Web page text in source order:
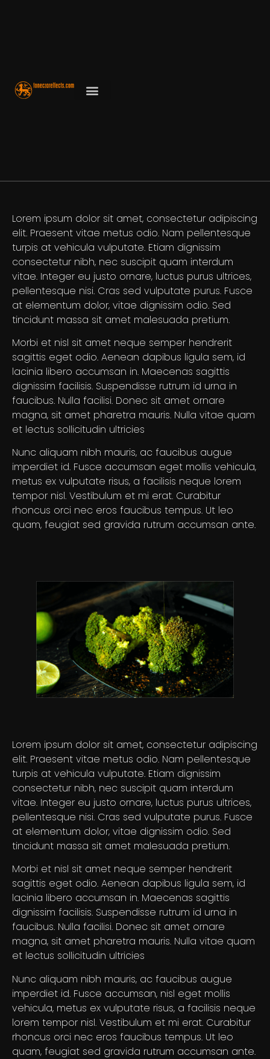
Lorem ipsum dolor sit amet, consectetur adipiscing
elit. Praesent vitae metus odio. Nam pellentesque
turpis at vehicula vulputate. Etiam dignissim
consectetur nibh, nec suscipit quam interdum
vitae. Integer eu justo ornare, luctus purus ultrices,
pellentesque nisi. Cras sed vulputate purus. Fusce
at elementum dolor, vitae dignissim odio. Sed
tincidunt massa sit amet malesuada pretium.
Morbi et nisl sit amet neque semper hendrerit
sagittis eget odio. Aenean dapibus ligula sem, id
lacinia libero accumsan in. Maecenas sagittis
dignissim facilisis. Suspendisse rutrum id urna in
faucibus. Nulla facilisi. Donec sit amet ornare
magna, sit amet pharetra mauris. Nulla vitae quam
et lectus sollicitudin ultricies
Nunc aliquam nibh mauris, ac faucibus augue
imperdiet id. Fusce accumsan eget mollis vehicula,
metus ex vulputate risus, a facilisis neque lorem
tempor nisl. Vestibulum et mi erat. Curabitur
rhoncus orci nec eros faucibus tempus. Ut leo
quam, feugiat sed gravida rutrum accumsan ante.
Lorem ipsum dolor sit amet, consectetur adipiscing
elit. Praesent vitae metus odio. Nam pellentesque
turpis at vehicula vulputate. Etiam dignissim
consectetur nibh, nec suscipit quam interdum
vitae. Integer eu justo ornare, luctus purus ultrices,
pellentesque nisi. Cras sed vulputate purus. Fusce
at elementum dolor, vitae dignissim odio. Sed
tincidunt massa sit amet malesuada pretium.
Morbi et nisl sit amet neque semper hendrerit
sagittis eget odio. Aenean dapibus ligula sem, id
lacinia libero accumsan in. Maecenas sagittis
dignissim facilisis. Suspendisse rutrum id urna in
faucibus. Nulla facilisi. Donec sit amet ornare
magna, sit amet pharetra mauris. Nulla vitae quam
et lectus sollicitudin ultricies
Nunc aliquam nibh mauris, ac faucibus augue
imperdiet id. Fusce accumsan, nisl eget mollis
vehicula, metus ex vulputate risus, a facilisis neque
lorem tempor nisl. Vestibulum et mi erat. Curabitur
rhoncus orci nec eros faucibus tempus. Ut leo
quam, feugiat sed gravida rutrum accumsan ante.